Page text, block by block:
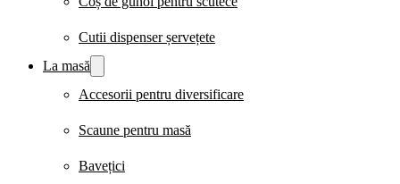
Cutii dispenser șervețete
La masă
Accesorii pentru diversificare
Scaune pentru masă
Bavețici